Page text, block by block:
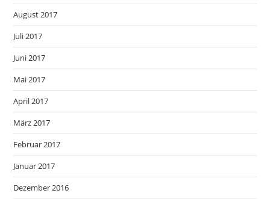
August 2017
Juli 2017
Juni 2017
Mai 2017
April 2017
März 2017
Februar 2017
Januar 2017
Dezember 2016